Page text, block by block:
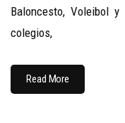
Baloncesto, Voleibol
colegios,
Read More